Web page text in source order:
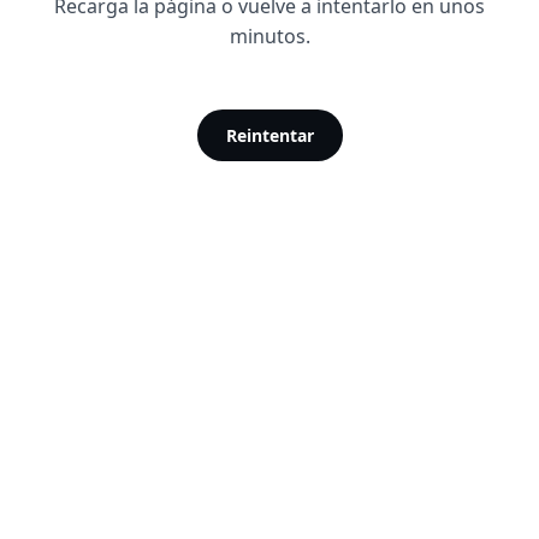
Recarga la página o vuelve a intentarlo en unos
minutos.
Reintentar